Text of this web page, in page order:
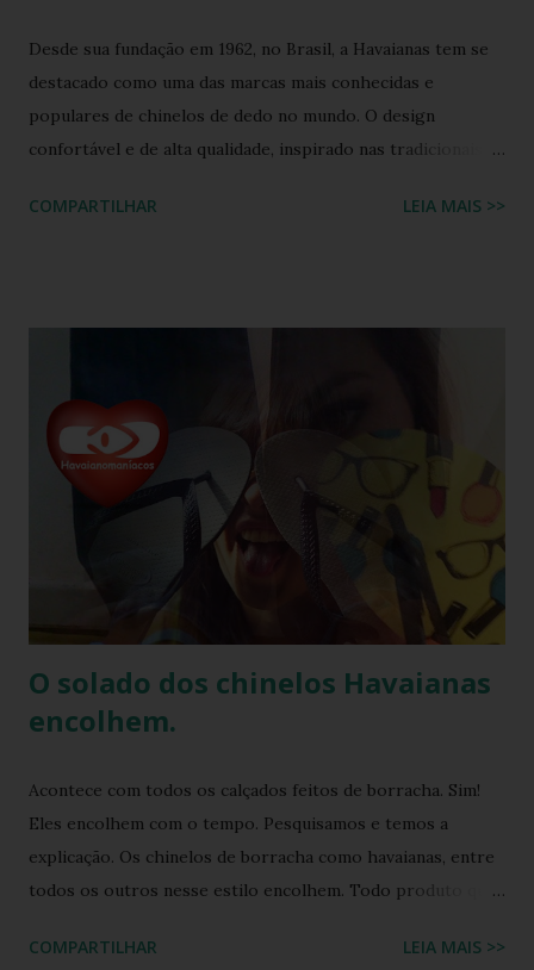
Desde sua fundação em 1962, no Brasil, a Havaianas tem se
destacado como uma das marcas mais conhecidas e
populares de chinelos de dedo no mundo. O design
confortável e de alta qualidade, inspirado nas tradicionais
coração dos consumidores em todo o mundo. Hoje, a marca
também oferece bolsas, mochilas e acessórios, solidificando
sua presença na moda e na cultura popular. A Havaianas tem
colaborado com diversas marcas e celebridades ao longo
dos anos, criando coleções limitadas e edições especiais de
seus produtos. Amplamente conhecida por seus esforços
de responsabilidade social e ambiental, a havaianas
COMPARTILHAR LEIA MAIS >>
O solado dos chinelos Havaianas
encolhem.
Acontece com todos os calçados feitos de borracha. Sim!
Eles encolhem com o tempo. Pesquisamos e temos a
explicação. Os chinelos de borracha como havaianas, entre
todos os outros nesse estilo encolhem. Todo produto que
tanto do calor quanto do frio, ou seja, durante o processo
COMPARTILHAR LEIA MAIS >>